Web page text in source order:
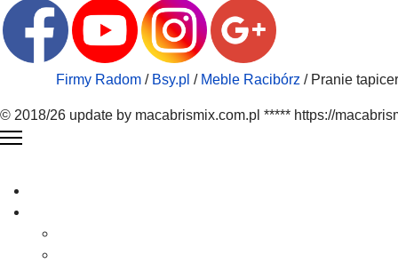
Firmy Radom/ Bsy.pl / Meble Racibórz / Pranie
© 2018/26 update by macabrismix.com.pl ***** https://